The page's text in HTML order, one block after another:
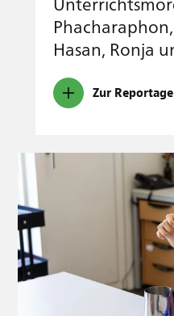
Hasan, Ronja
Zur Reportage